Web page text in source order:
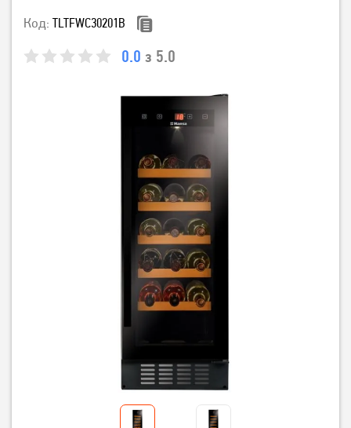
Код: TLTFWC30201B
0.0 з 5.0